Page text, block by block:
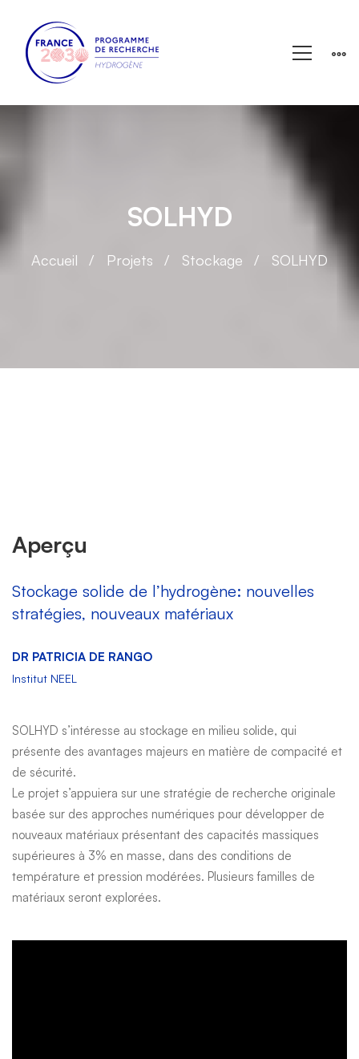
SOLHYD
Accueil Projets Stockage SOLHYD
Aperçu
Stockage solide de l’hydrogène: nouvelles
stratégies, nouveaux matériaux
DR PATRICIA DE RANGO
Institut NEEL
SOLHYD s’intéresse au stockage en milieu solide, qui
présente des avantages majeurs en matière de compacité et
de sécurité.
Le projet s’appuiera sur une stratégie de recherche originale
basée sur des approches numériques pour développer de
nouveaux matériaux présentant des capacités massiques
supérieures à 3% en masse, dans des conditions de
température et pression modérées. Plusieurs familles de
matériaux seront explorées.